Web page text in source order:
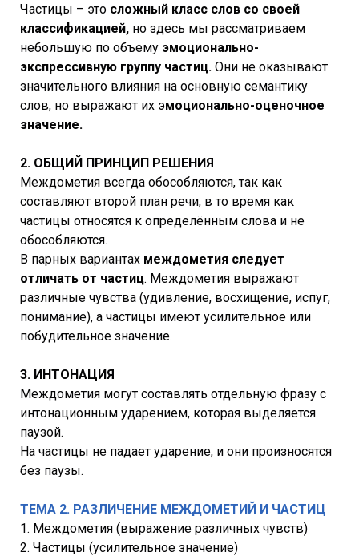
Частицы – это сложный класс слов со своей
классификацией, но здесь мы рассматриваем
небольшую по объему эмоционально-
экспрессивную группу частиц. Они не оказывают
значительного влияния на основную семантику
слов, но выражают их эмоционально-оценочное
значение.
2. ОБЩИЙ ПРИНЦИП РЕШЕНИЯ
Междометия всегда обособляются, так как
составляют второй план речи, в то время как
частицы относятся к определённым слова и не
обособляются.
В парных вариантах междометия следует
отличать от частиц. Междометия выражают
различные чувства (удивление, восхищение, испуг,
понимание), а частицы имеют усилительное или
побудительное значение.
3. ИНТОНАЦИЯ
Междометия могут составлять отдельную фразу с
интонационным ударением, которая выделяется
паузой.
На частицы не падает ударение, и они произносятся
без паузы.
ТЕМА 2. РАЗЛИЧЕНИЕ МЕЖДОМЕТИЙ И ЧАСТИЦ
1. Междометия (выражение различных чувств)
2. Частицы (усилительное значение)